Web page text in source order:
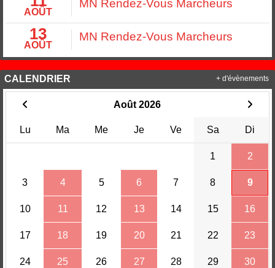
AOÛT
MN Rendez-Vous Marcheurs
13
AOÛT
MN Rendez-Vous Marcheurs
CALENDRIER
Août 2026
Lu Ma Me Je Ve Sa Di
1 2
3 4 5 6 7 8 9
10 11 12 13 14 15 16
17 18 19 20 21 22 23
24 25 26 27 28 29 30
+ d'évènements